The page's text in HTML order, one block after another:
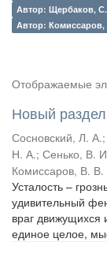
Автор: Щербаков,
Автор: Комиссаров,
Отображаемые
Новый
Сосновский, Л. А.;
Н. А.; Сенько, В.
Комиссаров, В. В.
Усталость –
удивительный
враг
единое целое,